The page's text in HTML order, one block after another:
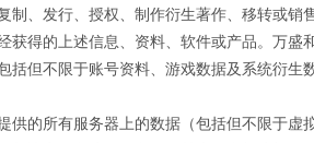
制、发行、授权、制作衍生著作、移转或销
获得的上述信息、资料、软件或产品。万盛
括但不限于账号资料、游戏数据及系统衍生
供的所有服务器上的数据（包括但不限于虚